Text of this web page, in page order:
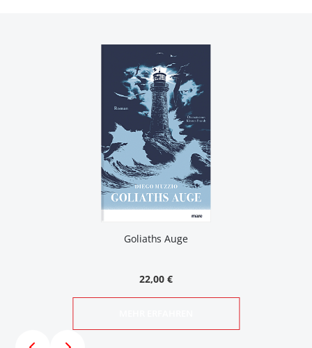
Goliaths Auge
22,00 €